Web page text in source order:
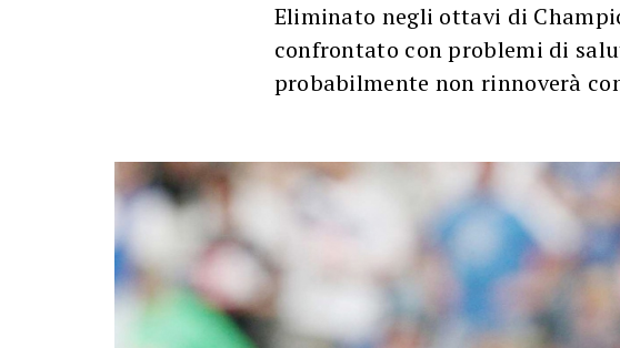
Eliminato negli ottavi di
confrontato con problemi di
probabilmente non rinnoverà